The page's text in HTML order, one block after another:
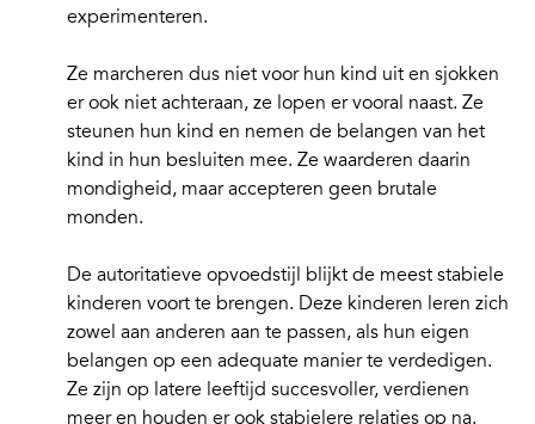
experimenteren.
Ze marcheren dus niet voor hun kind uit en sjokken
er ook niet achteraan, ze lopen er vooral naast. Ze
steunen hun kind en nemen de belangen van het
kind in hun besluiten mee. Ze waarderen daarin
mondigheid, maar accepteren geen brutale
monden.
De autoritatieve opvoedstijl blijkt de meest stabiele
kinderen voort te brengen. Deze kinderen leren zich
zowel aan anderen aan te passen, als hun eigen
belangen op een adequate manier te verdedigen.
Ze zijn op latere leeftijd succesvoller, verdienen
meer en houden er ook stabielere relaties op na.